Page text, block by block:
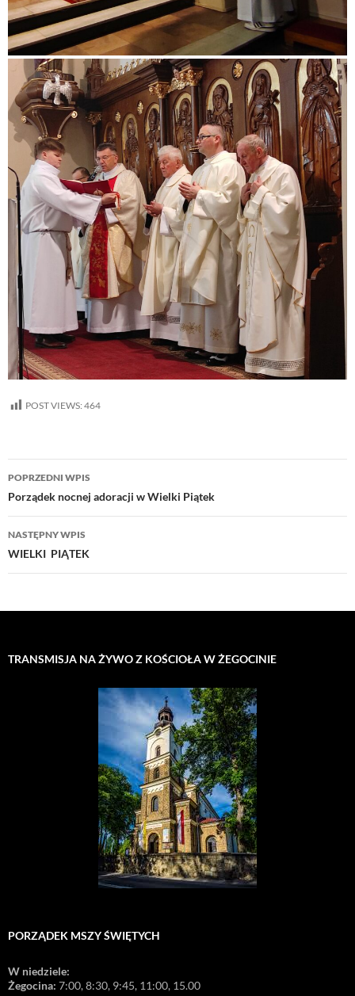
POST VIEWS: 464
Nawigacja
wpisu
POPRZEDNI WPIS
Porządek nocnej adoracji w Wielki Piątek
NASTĘPNY WPIS
WIELKI PIĄTEK
TRANSMISJA NA ŻYWO Z KOŚCIOŁA W ŻEGOCINIE
PORZĄDEK MSZY ŚWIĘTYCH
W niedziele:
Żegocina: 7:00, 8:30, 9:45, 11:00, 15.00